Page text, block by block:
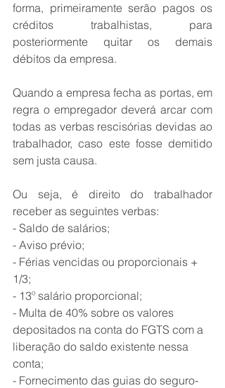
forma, primeiramente serão pagos os
créditos trabalhistas, para
posteriormente quitar os demais
débitos da empresa.
Quando a empresa fecha as portas, em
regra o empregador deverá arcar com
todas as verbas rescisórias devidas ao
trabalhador, caso este fosse demitido
sem justa causa.
Ou seja, é direito do trabalhador
receber as seguintes verbas:
- Saldo de salários;
- Aviso prévio;
- Férias vencidas ou proporcionais +
1/3;
- 13º salário proporcional;
- Multa de 40% sobre os valores
depositados na conta do FGTS com a
liberação do saldo existente nessa
conta;
- Fornecimento das guias do seguro-